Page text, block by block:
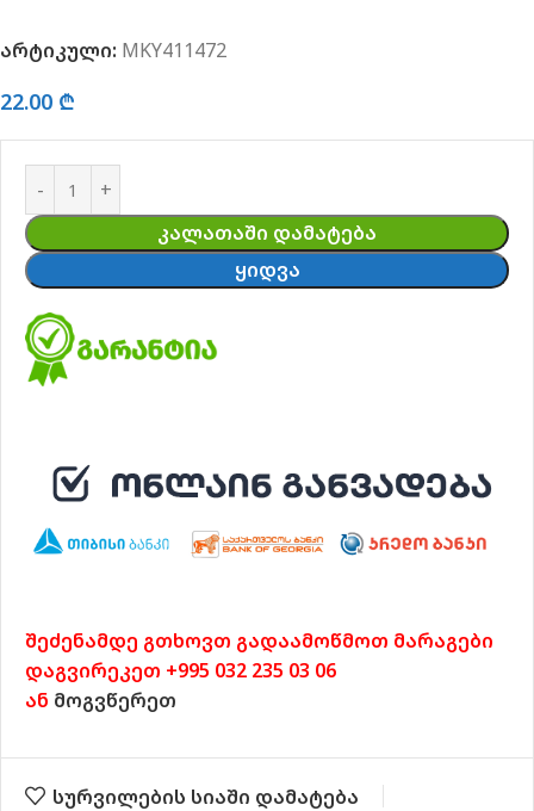
არტიკული: MKY411472
22.00 ₾
ᲙᲐᲚᲐᲗᲐᲨᲘ ᲓᲐᲛᲐᲢᲔᲑᲐ
ᲧᲘᲓᲕᲐ
შეძენამდე გთხოვთ გადაამოწმოთ მარაგები
დაგვირეკეთ +995 032 235 03 06
ან მოგვწერეთ
სურვილების სიაში დამატება